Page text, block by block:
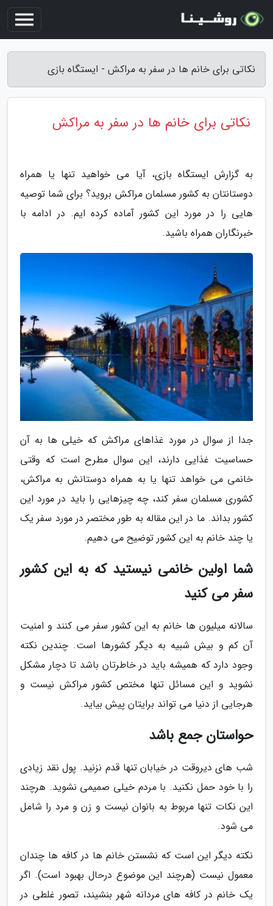
نکاتی برای خانم ها در سفر به مراکش - ایستگاه بازی
نکاتی برای خانم ها در سفر به مراکش
به گزارش ایستگاه بازی، آیا می خواهید تنها یا همراه
دوستانتان به کشور مسلمان مراکش بروید؟ برای شما توصیه
هایی را در مورد این کشور آماده کرده ایم. در ادامه با
خبرنگاران همراه باشید.
جدا از سوال در مورد غذاهای مراکش که خیلی ها به آن
حساسیت غذایی دارند، این سوال مطرح است که وقتی
خانمی می خواهد تنها یا به همراه دوستانش به مراکش،
کشوری مسلمان سفر کند، چه چیزهایی را باید در مورد این
کشور بداند. ما در این مقاله به طور مختصر در مورد سفر یک
یا چند خانم به این کشور توضیح می دهیم.
شما اولین خانمی نیستید که به این کشور
سفر می کنید
سالانه میلیون ها خانم به این کشور سفر می کنند و امنیت
آن کم و بیش شبیه به دیگر کشورها است. چندین نکته
وجود دارد که همیشه باید در خاطرتان باشد تا دچار مشکل
نشوید و این مسائل تنها مختص کشور مراکش نیست و
هرجایی از دنیا می تواند برایتان پیش بیاید.
حواستان جمع باشد
شب های دیروقت در خیابان تنها قدم نزنید. پول نقد زیادی
را با خود حمل نکنید. با مردم خیلی صمیمی نشوید. هرچند
این نکات تنها مربوط به بانوان نیست و زن و مرد را شامل
می شود.
نکته دیگر این است که نشستن خانم ها در کافه ها چندان
معمول نیست (هرچند این موضوع درحال بهبود است). اگر
یک خانم در کافه های مردانه شهر بنشیند، تصور غلطی در